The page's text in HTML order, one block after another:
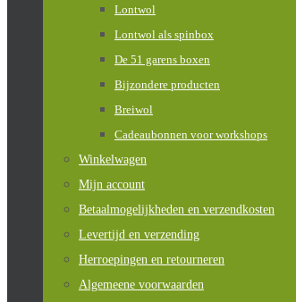
Lontwol
Lontwol als spinbox
De 51 garens boxen
Bijzondere producten
Breiwol
Cadeaubonnen voor workshops
Winkelwagen
Mijn account
Betaalmogelijkheden en verzendkosten
Levertijd en verzending
Herroepingen en retourneren
Algemeene voorwaarden